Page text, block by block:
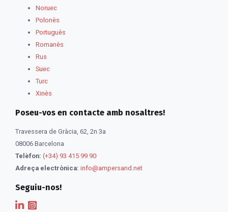
Noruec
Polonès
Portuguès
Romanès
Rus
Suec
Turc
Xinès
Poseu-vos en contacte amb nosaltres!
Travessera de Gràcia, 62, 2n 3a
08006 Barcelona
Telèfon: (+34) 93 415 99 90
Adreça electrònica: info@ampersand.net
Seguiu-nos!